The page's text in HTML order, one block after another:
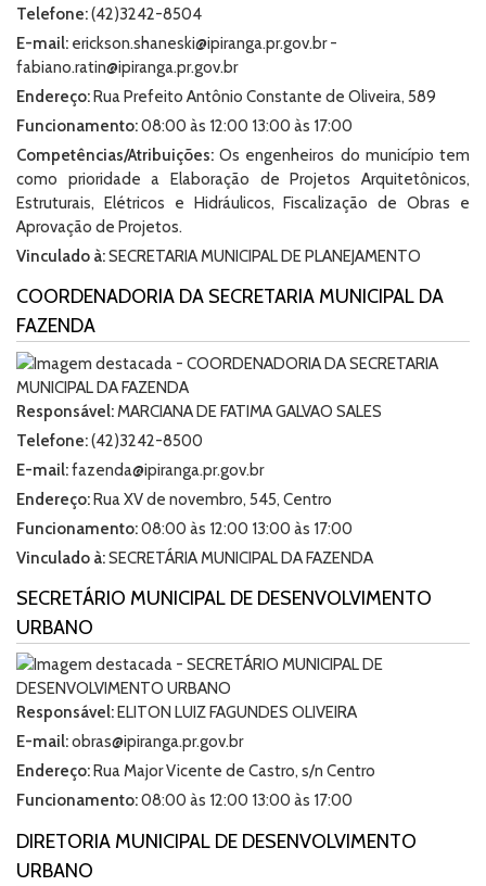
Telefone:(42)3242-8504
E-mail: erickson.shaneski@ipiranga.pr.gov.br -
fabiano.ratin@ipiranga.pr.gov.br
Endereço:Rua Prefeito Antônio Constante de Oliveira, 589
Funcionamento:08:00 às 12:00 13:00 às 17:00
Competências/Atribuições: Os engenheiros do município tem
como prioridade a Elaboração de Projetos Arquitetônicos,
Estruturais, Elétricos e Hidráulicos, Fiscalização de Obras e
Aprovação de Projetos.
Vinculado à:SECRETARIA MUNICIPAL DE PLANEJAMENTO
COORDENADORIA DA SECRETARIA MUNICIPAL DA
FAZENDA
Responsável:MARCIANA DE FATIMA GALVAO SALES
Telefone:(42)3242-8500
E-mail:fazenda@ipiranga.pr.gov.br
Endereço:Rua XV de novembro, 545, Centro
Funcionamento:08:00 às 12:00 13:00 às 17:00
Vinculado à:SECRETÁRIA MUNICIPAL DA FAZENDA
SECRETÁRIO MUNICIPAL DE DESENVOLVIMENTO
URBANO
Responsável: ELITON LUIZ FAGUNDES OLIVEIRA
E-mail:obras@ipiranga.pr.gov.br
Endereço: Rua Major Vicente de Castro, s/n Centro
Funcionamento:08:00 às 12:00 13:00 às 17:00
DIRETORIA MUNICIPAL DE DESENVOLVIMENTO
URBANO